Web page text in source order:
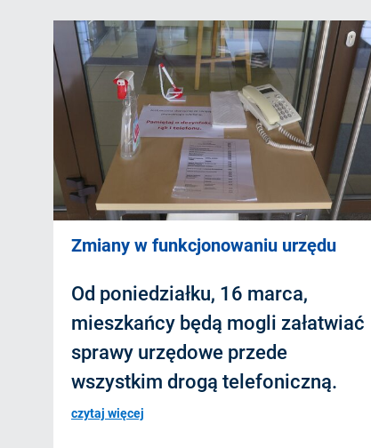
Zmiany w funkcjonowaniu urzędu
Od poniedziałku, 16 marca,
mieszkańcy będą mogli załatwiać
sprawy urzędowe przede
wszystkim drogą telefoniczną.
czytaj więcej